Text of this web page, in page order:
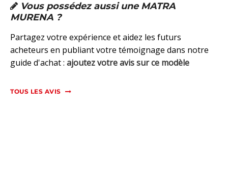
Vous possédez aussi une MATRA
MURENA ?
Partagez votre expérience et aidez les futurs
acheteurs en publiant votre témoignage dans notre
guide d'achat : ajoutez votre avis sur ce modèle
TOUS LES AVIS